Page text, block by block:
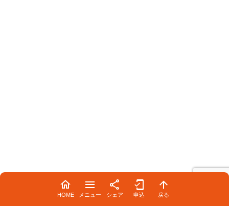
HOME メニュー シェア 申込 戻る